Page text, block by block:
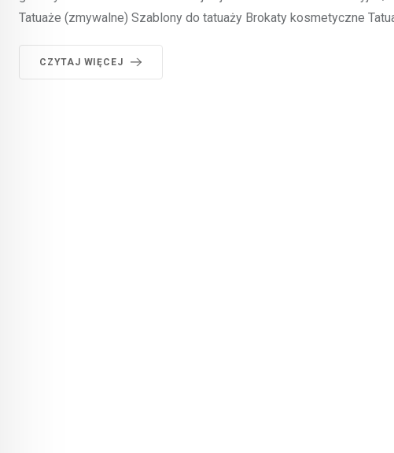
Tatuaże (zmywalne) Szablony do tatuaży Brokaty kosmetyczne
CZYTAJ WIĘCEJ